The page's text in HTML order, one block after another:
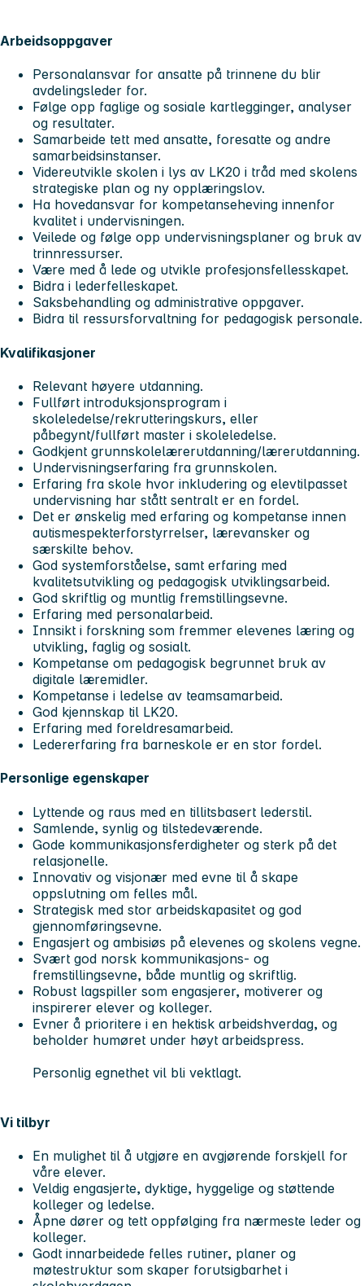
Arbeidsoppgaver
Personalansvar for ansatte på trinnene du blir
avdelingsleder for.
Følge opp faglige og sosiale kartlegginger, analyser
og resultater.
Samarbeide tett med ansatte, foresatte og andre
samarbeidsinstanser.
Videreutvikle skolen i lys av LK20 i tråd med skolens
strategiske plan og ny opplæringslov.
Ha hovedansvar for kompetanseheving innenfor
kvalitet i undervisningen.
Veilede og følge opp undervisningsplaner og bruk av
trinnressurser.
Være med å lede og utvikle profesjonsfellesskapet.
Bidra i lederfelleskapet.
Saksbehandling og administrative oppgaver.
Bidra til ressursforvaltning for pedagogisk personale.
Kvalifikasjoner
Relevant høyere utdanning.
Fullført introduksjonsprogram i
skoleledelse/rekrutteringskurs, eller
påbegynt/fullført master i skoleledelse.
Godkjent grunnskolelærerutdanning/lærerutdanning.
Undervisningserfaring fra grunnskolen.
Erfaring fra skole hvor inkludering og elevtilpasset
undervisning har stått sentralt er en fordel.
Det er ønskelig med erfaring og kompetanse innen
autismespekterforstyrrelser, lærevansker og
særskilte behov.
God systemforståelse, samt erfaring med
kvalitetsutvikling og pedagogisk utviklingsarbeid.
God skriftlig og muntlig fremstillingsevne.
Erfaring med personalarbeid.
Innsikt i forskning som fremmer elevenes læring og
utvikling, faglig og sosialt.
Kompetanse om pedagogisk begrunnet bruk av
digitale læremidler.
Kompetanse i ledelse av teamsamarbeid.
God kjennskap til LK20.
Erfaring med foreldresamarbeid.
Ledererfaring fra barneskole er en stor fordel.
Personlige egenskaper
Lyttende og raus med en tillitsbasert lederstil.
Samlende, synlig og tilstedeværende.
Gode kommunikasjonsferdigheter og sterk på det
relasjonelle.
Innovativ og visjonær med evne til å skape
oppslutning om felles mål.
Strategisk med stor arbeidskapasitet og god
gjennomføringsevne.
Engasjert og ambisiøs på elevenes og skolens vegne.
Svært god norsk kommunikasjons- og
fremstillingsevne, både muntlig og skriftlig.
Robust lagspiller som engasjerer, motiverer og
inspirerer elever og kolleger.
Evner å prioritere i en hektisk arbeidshverdag, og
beholder humøret under høyt arbeidspress.
Personlig egnethet vil bli vektlagt.
Vi tilbyr
En mulighet til å utgjøre en avgjørende forskjell for
våre elever.
Veldig engasjerte, dyktige, hyggelige og støttende
kolleger og ledelse.
Åpne dører og tett oppfølging fra nærmeste leder og
kolleger.
Godt innarbeidede felles rutiner, planer og
møtestruktur som skaper forutsigbarhet i